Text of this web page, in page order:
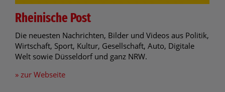
Rheinische Post
Die neuesten Nachrichten, Bilder und Videos aus Politik,
Wirtschaft, Sport, Kultur, Gesellschaft, Auto, Digitale
Welt sowie Düsseldorf und ganz NRW.
» zur Webseite